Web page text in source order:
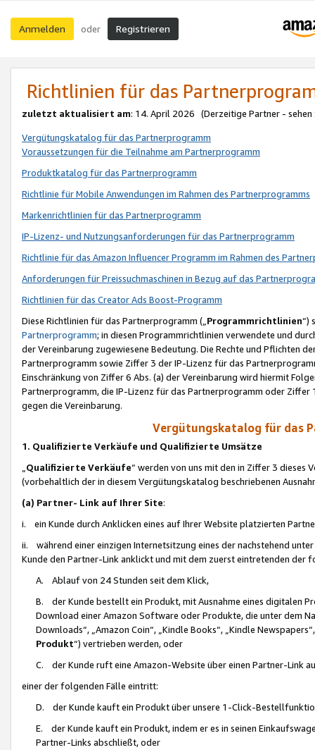
Anmelden oder Registrieren
Richtlinien für das
zuletzt aktualisiert am: 14. April 2026 (Derzeitige Partner - sehen
Vergütungskatalog für das Partnerprogramm
Voraussetzungen für die Teilnahme am Partnerprogramm
Produktkatalog für das Partnerprogramm
Richtlinie für Mobile Anwendungen im Rahmen des Partnerprogramms
Markenrichtlinien für das Partnerprogramm
IP-Lizenz- und Nutzungsanforderungen für das Partnerprogramm
Richtlinie für das Amazon Influencer Programm im Rahmen des
Anforderungen für Preissuchmaschinen in Bezug auf das
Richtlinien für das Creator Ads Boost-Programm
Diese Richtlinien für das Partnerprogramm („Programmrichtlinien“)
Partnerprogramm; in diesen Programmrichtlinien verwendete und
der Vereinbarung zugewiesene Bedeutung. Die Rechte und Pflichten
Partnerprogramm sowie Ziffer 3 der IP-Lizenz für das
Einschränkung von Ziffer 6 Abs. (a) der Vereinbarung wird hiermit
Partnerprogramm, die IP-Lizenz für das Partnerprogramm oder
gegen die Vereinbarung.
Vergütungskatalog für das
1. Qualifizierte Verkäufe und Qualifizierte Umsätze
Qualifizierte Verkäufe“ werden von uns mit den in Ziffer 3
(vorbehaltlich der in diesem Vergütungskatalog beschriebenen
(a) Partner- Link auf Ihrer Site:
i. ein Kunde durch Anklicken eines auf Ihrer Website platzierten
ii. während einer einzigen Internetsitzung eines der nachstehend
Kunde den Partner-Link anklickt und mit dem zuerst eintretenden der
A. Ablauf von 24 Stunden seit dem Klick,
B. der Kunde bestellt ein Produkt, mit Ausnahme eines digitalen
Download einer Amazon Software oder Produkte, die unter dem
Downloads“, „Amazon Coin“, „Kindle Books“, „Kindle
Produkt“) vertrieben werden, oder
C. der Kunde ruft eine Amazon-Website über einen Partner-Link
einer der folgenden Fälle eintritt:
D. der Kunde kauft ein Produkt über unsere 1-Click-
E. der Kunde kauft ein Produkt, indem er es in seinen
Partner-Links abschließt, oder